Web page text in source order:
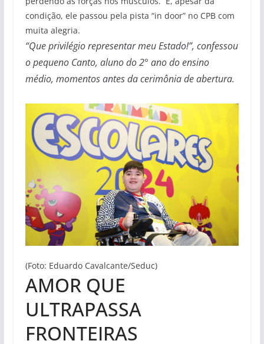
condição, ele passou pela pista “in door” no CPB com
muita alegria.
“Que privilégio representar meu Estado!”, confessou
o pequeno Canto, aluno do 2° ano do ensino
médio, momentos antes da cerimônia de abertura.
(Foto: Eduardo Cavalcante/Seduc)
AMOR QUE
ULTRAPASSA
FRONTEIRAS